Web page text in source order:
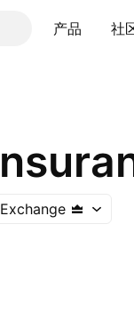
产品 社